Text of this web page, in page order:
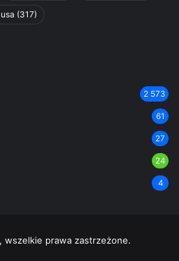
usa (317)
2 573
61
27
24
4
wszelkie prawa zastrzeżone.